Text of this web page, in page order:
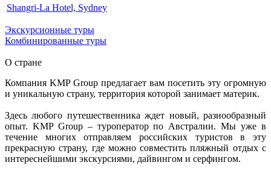
Shangri-La Hotel, Sydney
Экскурсионные туры
Комбинированные туры
О стране
Компания KMP Group предлагает вам посетить эту огромную
и уникальную страну, территория которой занимает материк.
Здесь любого путешественника ждет новый, разнообразный
опыт. KMP Group – туроператор по Австралии. Мы уже в
течение многих отправляем российских туристов в эту
прекрасную страну, где можно совместить пляжный отдых с
интереснейшими экскурсиями, дайвингом и серфингом.